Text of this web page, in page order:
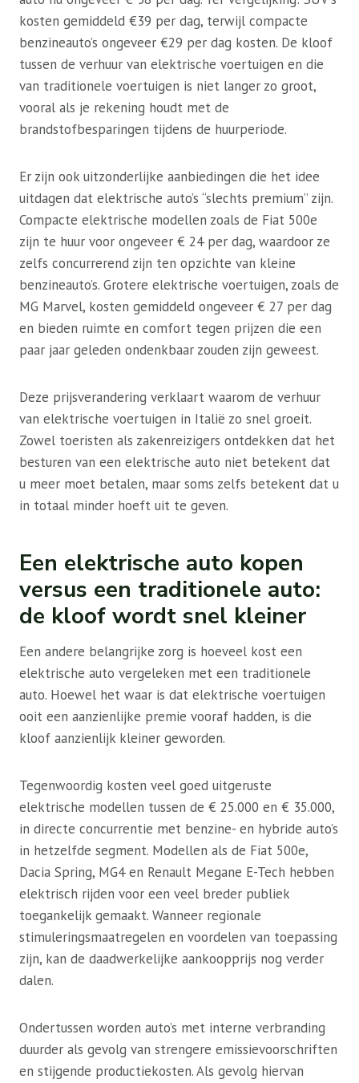
kosten gemiddeld €39 per dag, terwijl compacte
benzineauto’s ongeveer €29 per dag kosten. De kloof
tussen de verhuur van elektrische voertuigen en die
van traditionele voertuigen is niet langer zo groot,
vooral als je rekening houdt met de
brandstofbesparingen tijdens de huurperiode.
Er zijn ook uitzonderlijke aanbiedingen die het idee
uitdagen dat elektrische auto’s “slechts premium” zijn.
Compacte elektrische modellen zoals de Fiat 500e
zijn te huur voor ongeveer € 24 per dag, waardoor ze
zelfs concurrerend zijn ten opzichte van kleine
benzineauto’s. Grotere elektrische voertuigen, zoals de
MG Marvel, kosten gemiddeld ongeveer € 27 per dag
en bieden ruimte en comfort tegen prijzen die een
paar jaar geleden ondenkbaar zouden zijn geweest.
Deze prijsverandering verklaart waarom de verhuur
van elektrische voertuigen in Italië zo snel groeit.
Zowel toeristen als zakenreizigers ontdekken dat het
besturen van een elektrische auto niet betekent dat
u meer moet betalen, maar soms zelfs betekent dat u
in totaal minder hoeft uit te geven.
Een elektrische auto kopen
versus een traditionele auto:
de kloof wordt snel kleiner
Een andere belangrijke zorg is hoeveel kost een
elektrische auto vergeleken met een traditionele
auto. Hoewel het waar is dat elektrische voertuigen
ooit een aanzienlijke premie vooraf hadden, is die
kloof aanzienlijk kleiner geworden.
Tegenwoordig kosten veel goed uitgeruste
elektrische modellen tussen de € 25.000 en € 35.000,
in directe concurrentie met benzine- en hybride auto’s
in hetzelfde segment. Modellen als de Fiat 500e,
Dacia Spring, MG4 en Renault Megane E-Tech hebben
elektrisch rijden voor een veel breder publiek
toegankelijk gemaakt. Wanneer regionale
stimuleringsmaatregelen en voordelen van toepassing
zijn, kan de daadwerkelijke aankoopprijs nog verder
dalen.
Ondertussen worden auto’s met interne verbranding
duurder als gevolg van strengere emissievoorschriften
en stijgende productiekosten. Als gevolg hiervan